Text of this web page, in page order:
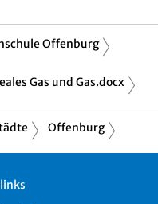
Offenburg
Gas und Gas.docx
Offenburg